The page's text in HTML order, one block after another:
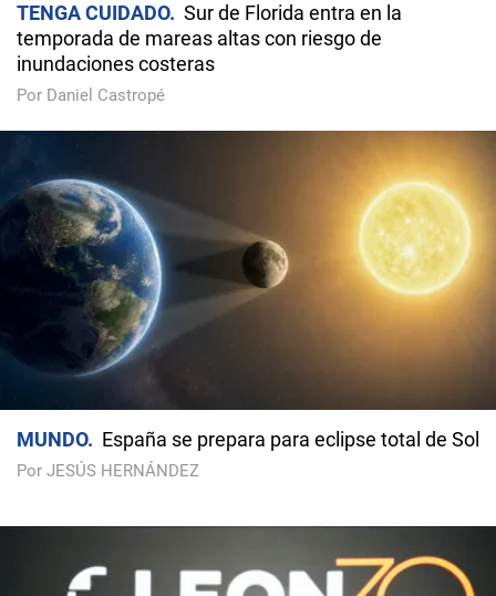
TENGA CUIDADO
Sur de Florida entra en la
temporada de mareas altas con riesgo de
inundaciones costeras
Por Daniel Castropé
MUNDO España se prepara para eclipse total de Sol
Por JESÚS HERNÁNDEZ